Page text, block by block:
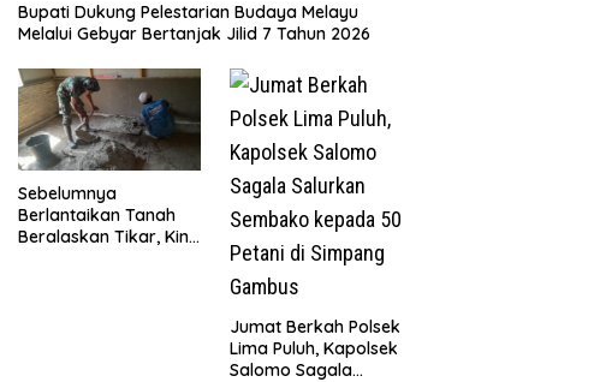
Bupati Dukung Pelestarian Budaya Melayu
Melalui Gebyar Bertanjak Jilid 7 Tahun 2026
Sebelumnya
Berlantaikan Tanah
Beralaskan Tikar, Kini
Jumat Berkah Polsek
Lima Puluh, Kapolsek
Salomo Sagala